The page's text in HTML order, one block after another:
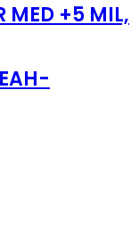
MED +5 MIL,